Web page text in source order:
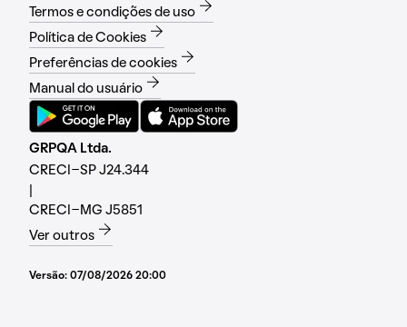
Termos e condições de uso
Política de Cookies
Preferências de cookies
Manual do usuário
GRPQA Ltda.
CRECI-SP J24.344
CRECI-MG J5851
Ver outros
Versão: 07/08/2026 20:00